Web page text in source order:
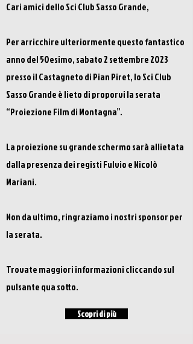
Cari amici dello Sci Club Sasso Grande,
Per arricchire ulteriormente questo fantastico
anno del 50esimo, sabato 2 settembre 2023
presso il Castagneto di Pian Piret, lo Sci Club
Sasso Grande è lieto di proporvi la serata
“Proiezione Film di Montagna”.
La proiezione su grande schermo sarà allietata
dalla presenza dei registi Fulvio e Nicolò
Mariani.
Non da ultimo, ringraziamo i nostri sponsor per
la serata.
Trovate maggiori informazioni cliccando sul
pulsante qua sotto.
Scopri di più